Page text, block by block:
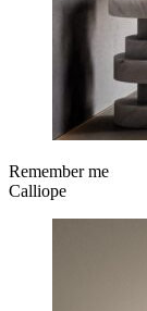
Remember me
Calliope